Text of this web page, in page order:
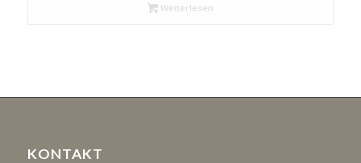
Weiterlesen
KONTAKT